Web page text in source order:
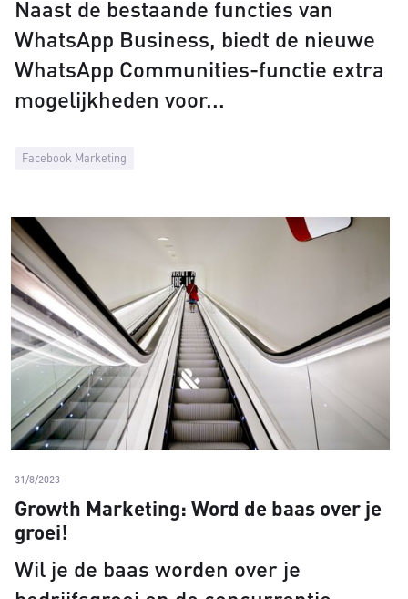
Facebook Marketing
Naast de bestaande functies van
WhatsApp Business, biedt de nieuwe
WhatsApp Communities-functie extra
mogelijkheden voor
31/8/2023
Growth Marketing: Word de baas over je
groei!
Wil je de baas worden over je